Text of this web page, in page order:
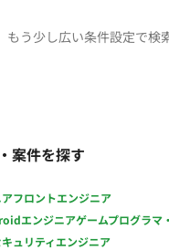
もう少し広い条件設定で検
案件を探す
フロントエンジニア
エンジニアゲームプログラマ
ュリティエンジニア